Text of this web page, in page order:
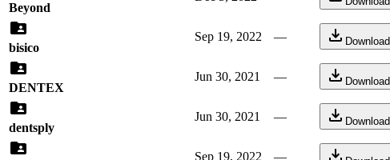
Beyond
bisico
Sep 19, 2022 — Download
DENTEX
Jun 30, 2021 — Download
dentsply
Jun 30, 2021 — Download
Sep 19, 2022 —